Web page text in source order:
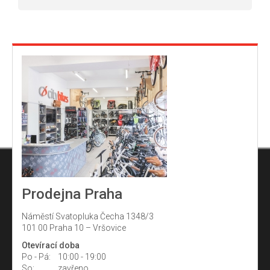
ý
p
i
s
u
Prodejna Praha
Náměstí Svatopluka Čecha 1348/3
101 00 Praha 10 – Vršovice
Otevírací doba
Po - Pá:
10:00 - 19:00
So:
zavřeno